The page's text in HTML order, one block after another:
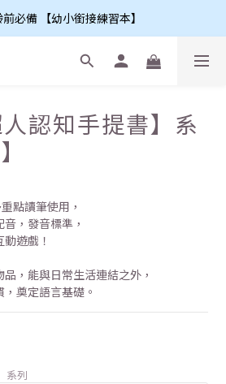
必備 【幼小銜接練習本】
人認知手提書】系
點讀筆使用，
，發音標準，
遊戲！
，能與日常生活連結之外，
奠定語言基礎。
系列